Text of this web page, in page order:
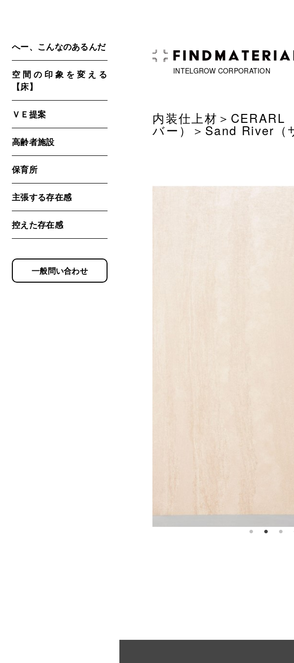
へー、こんなのあるんだ
空間の印象を変える
【床】
ＶＥ提案
高齢者施設
保育所
主張する存在感
控えた存在感
一般問い合わせ
INTELGROW CORPORATION
内装仕上材＞ CERARL
バー） ＞Sand River（